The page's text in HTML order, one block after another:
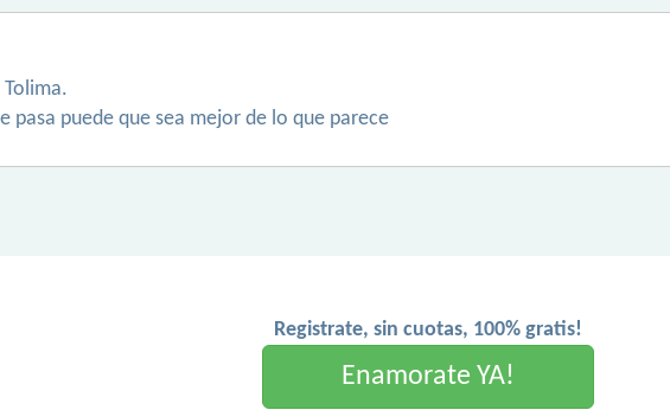
pasa puede que sea mejor de lo que parece
Registrate, sin cuotas, 100% gratis!
Enamorate YA!